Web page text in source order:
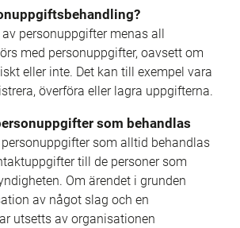
personuppgifter menas all
med personuppgifter, oavsett om
eller inte. Det kan till exempel vara
överföra eller lagra uppgifterna.
som behandlas
personuppgifter som alltid behandlas
till de personer som
Om ärendet i grunden
av något slag och en
utsetts av organisationen